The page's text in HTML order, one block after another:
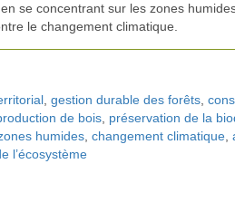
se concentrant sur les zones
le changement climatique.
, gestion durable des forêts,
de bois, préservation de la
humides, changement climatique,
l’écosystème